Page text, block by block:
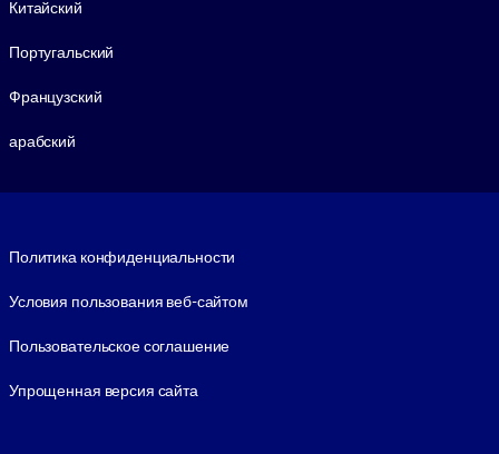
Китайский
Португальский
Французский
арабский
Политика конфиденциальности
Условия пользования веб-сайтом
Пользовательское соглашение
Упрощенная версия сайта